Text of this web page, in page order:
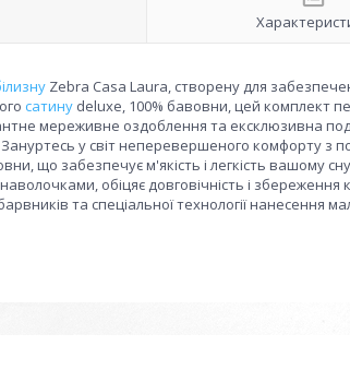
Zebra Casa Laura, створену для
сатину deluxe, 100% бавовни, цей комплект
мереживне оздоблення та ексклюзивна
у світ неперевершеного комфорту з
що забезпечує м'якість і легкість вашому
обіцяє довговічність і
та спеціальної технології нанесення